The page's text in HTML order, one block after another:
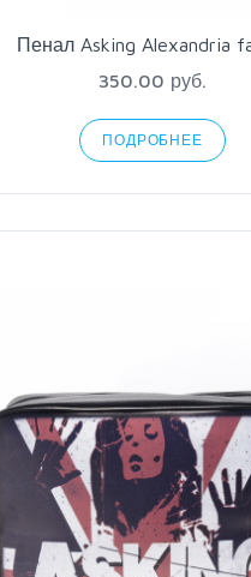
Пенал Asking Alexandria
350.00 руб.
ПОДРОБНЕЕ